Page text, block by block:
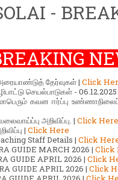
-
தேர்வுகள் | Click
செயல்பாடுகள் - 06.12.2025
கவன ஈர்ப்பு
அறிவிப்பு. | Click Here
| Click Here
Staff Details | Click
GUIDE MARCH 2026 | Click
GUIDE APRIL 2026 | Click
GUIDE APRIL 2026 | Click